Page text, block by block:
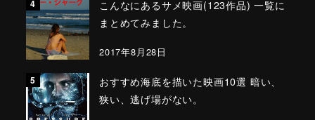
こんなにあるサメ映画(123作品) 一覧に
まとめてみました。
2017年8月28日
おすすめ海底を描いた映画10選 暗い、
狭い、逃げ場がない。